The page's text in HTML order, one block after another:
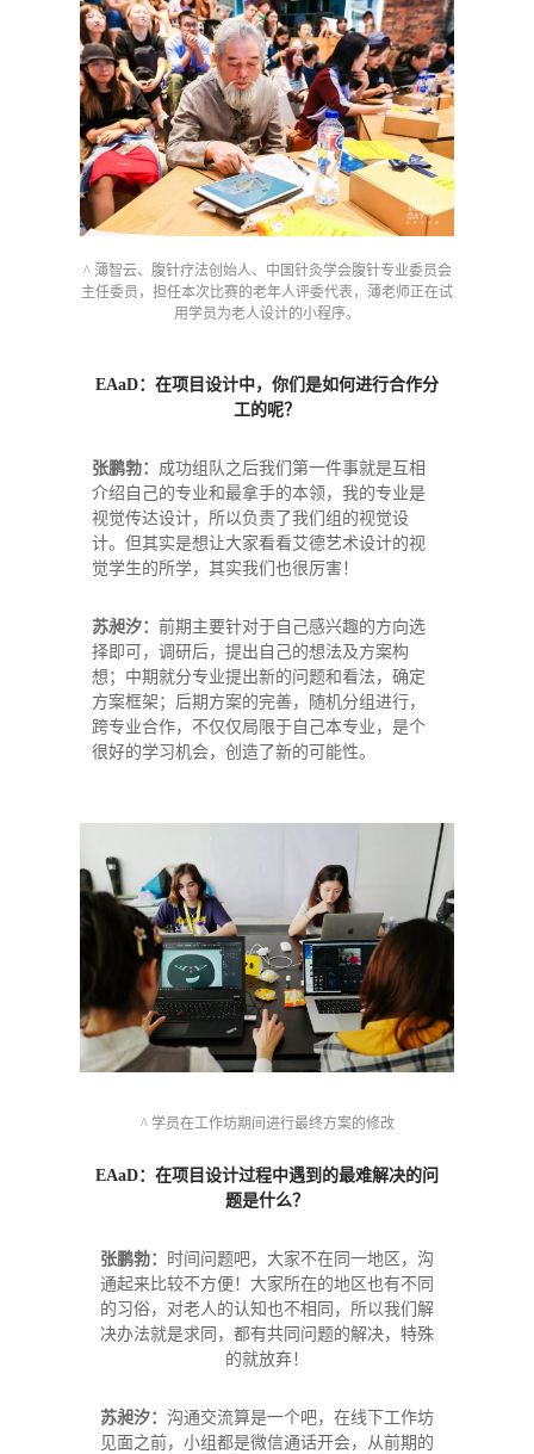
^ 薄智云、腹针疗法创始人、中国针灸学会腹针专业委员会
主任委员，担任本次比赛的老年人评委代表，薄老师正在试
用学员为老人设计的小程序。
EAaD：在项目设计中，你们是如何进行合作分
工的呢？
张鹏勃： 成功组队之后我们第一件事就是互相
介绍自己的专业和最拿手的本领，我的专业是
视觉传达设计，所以负责了我们组的视觉设
计。但其实是想让大家看看艾德艺术设计的视
觉学生的所学，其实我们也很厉害！
苏昶汐：前期主要针对于自己感兴趣的方向选
择即可，调研后，提出自己的想法及方案构
想；中期就分专业提出新的问题和看法，确定
方案框架；后期方案的完善，随机分组进行，
跨专业合作，不仅仅局限于自己本专业，是个
很好的学习机会，创造了新的可能性。
^ 学员在工作坊期间进行最终方案的修改
EAaD：在项目设计过程中遇到的最难解决的问
题是什么？
张鹏勃：
时间问题吧，大家不在同一地区，沟
通起来比较不方便！大家所在的地区也有不同
的习俗，对老人的认知也不相同，所以我们解
决办法就是求同，都有共同问题的解决，特殊
的就放弃！
苏昶汐： 沟通交流算是一个吧，在线下工作坊
见面之前，小组都是微信通话开会，从前期的